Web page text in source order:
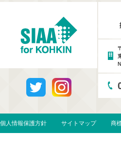
個人情報保護方針 サイトマップ 商